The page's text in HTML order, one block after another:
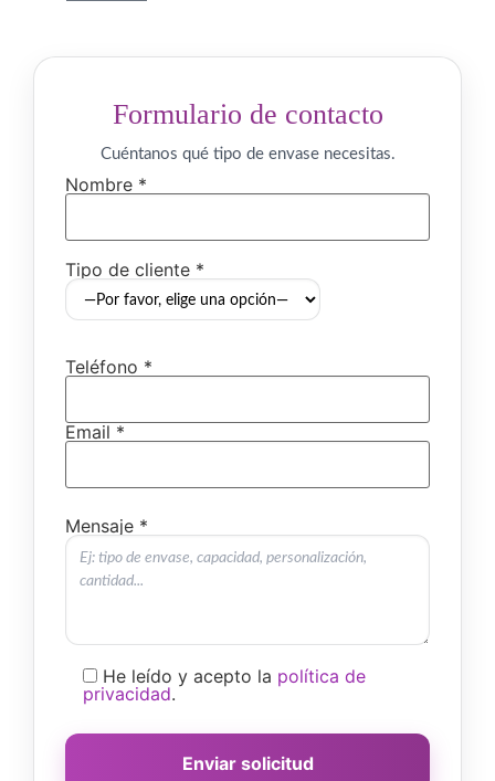
Formulario de contacto
Cuéntanos qué tipo de envase necesitas.
Nombre *
Tipo de cliente *
Teléfono *
Email *
Mensaje *
He leído y acepto la política de
privacidad.